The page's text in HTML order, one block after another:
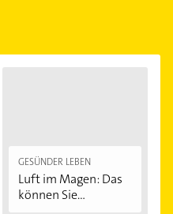
GESÜNDER LEBEN
Luft im Magen: Das
können Sie...